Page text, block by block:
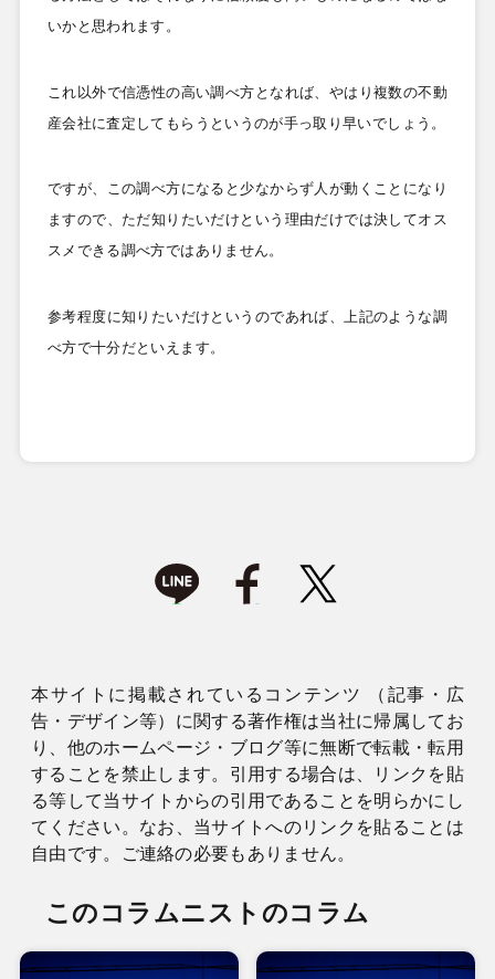
いかと思われます。
これ以外で信憑性の高い調べ方となれば、やはり複数の不動
産会社に査定してもらうというのが手っ取り早いでしょう。
ですが、この調べ方になると少なからず人が動くことになり
ますので、ただ知りたいだけという理由だけでは決してオス
スメできる調べ方ではありません。
参考程度に知りたいだけというのであれば、上記のような調
べ方で十分だといえます。
本サイトに掲載されているコンテンツ （記事・広
告・デザイン等）に関する著作権は当社に帰属してお
り、他のホームページ・ブログ等に無断で転載・転用
することを禁止します。引用する場合は、リンクを貼
る等して当サイトからの引用であることを明らかにし
てください。なお、当サイトへのリンクを貼ることは
自由です。ご連絡の必要もありません。
このコラムニストのコラム